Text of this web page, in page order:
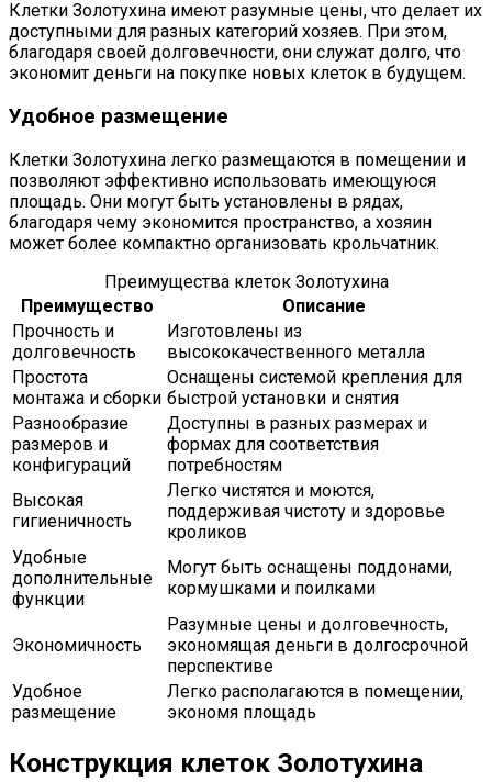
Клетки Золотухина имеют разумные цены, что делает их
доступными для разных категорий хозяев. При этом,
благодаря своей долговечности, они служат долго, что
экономит деньги на покупке новых клеток в будущем.
Удобное размещение
Клетки Золотухина легко размещаются в помещении и
позволяют эффективно использовать имеющуюся
площадь. Они могут быть установлены в рядах,
благодаря чему экономится пространство, а хозяин
может более компактно организовать крольчатник.
Преимущества клеток Золотухина
Преимущество
Описание
Прочность и
долговечность
Изготовлены из
высококачественного металла
Простота
монтажа и сборки
Оснащены системой крепления для
быстрой установки и снятия
Разнообразие
размеров и
конфигураций
Доступны в разных размерах и
формах для соответствия
потребностям
Высокая
гигиеничность
Легко чистятся и моются,
поддерживая чистоту и здоровье
кроликов
Удобные
дополнительные
функции
Могут быть оснащены поддонами,
кормушками и поилками
Экономичность
Разумные цены и долговечность,
экономящая деньги в долгосрочной
перспективе
Удобное
размещение
Легко располагаются в помещении,
экономя площадь
Конструкция клеток Золотухина